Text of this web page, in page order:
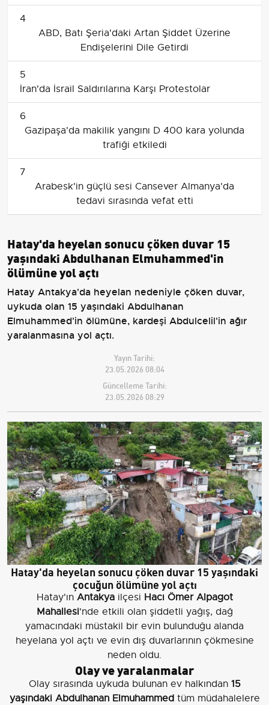
4
ABD, Batı Şeria'daki Artan Şiddet Üzerine
Endişelerini Dile Getirdi
5
İran'da İsrail Saldırılarına Karşı Protestolar
6
Gazipaşa'da makilik yangını D 400 kara yolunda
trafiği etkiledi
7
Arabesk'in güçlü sesi Cansever Almanya'da
tedavi sırasında vefat etti
Hatay'da heyelan sonucu çöken duvar 15
yaşındaki Abdulhanan Elmuhammed'in
ölümüne yol açtı
Hatay Antakya'da heyelan nedeniyle çöken duvar,
uykuda olan 15 yaşındaki Abdulhanan
Elmuhammed'in ölümüne, kardeşi Abdulcelil'in ağır
yaralanmasına yol açtı.
Yayın Tarihi:
23.05.2026 08:04
Güncelleme Tarihi:
23.05.2026 08:29
Hatay'da heyelan sonucu çöken duvar 15 yaşındaki
çocuğun ölümüne yol açtı
Hatay'ın Antakyailçesi Hacı Ömer Alpagot
Mahallesi'nde etkili olan şiddetli yağış, dağ
yamacındaki müstakil bir evin bulunduğu alanda
heyelana yol açtı ve evin dış duvarlarının çökmesine
neden oldu.
Olay ve yaralanmalar
Olay sırasında uykuda bulunan ev halkından 15
yaşındaki Abdulhanan Elmuhammedtüm müdahalelere